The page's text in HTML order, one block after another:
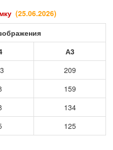
(25.06.2026)
А3
209
159
134
125